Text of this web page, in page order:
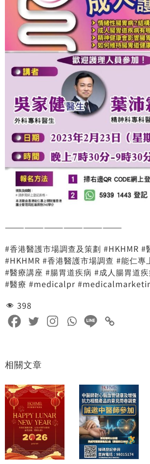
——————————————————
#香港醫護市場調查及策劃 #HKHMR #
#HKHMR #香港醫護市場調查 #能仁專
#醫療講座 #腸胃道疾病 #成人腸胃道
#醫療 #medicalpr
398
相關文章